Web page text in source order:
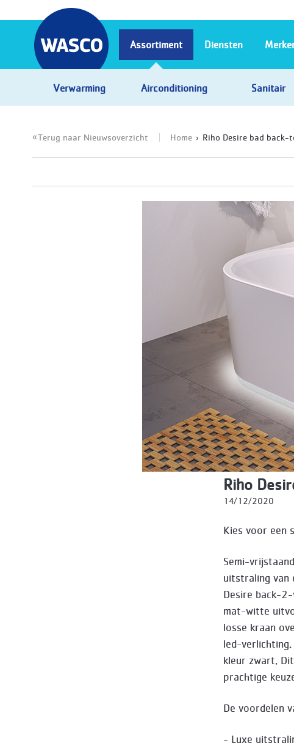
Assortiment
Verwarming Airconditioning Sanitair
Diensten
Terug naar Nieuwsoverzicht Home Riho Desire bad back-
Riho
14/12/2020
Kies voor een
Semi-
uitstraling van
Desire back-
mat-witte
losse kraan
led-
kleur zwart.
prachtige
De voordelen
- Luxe